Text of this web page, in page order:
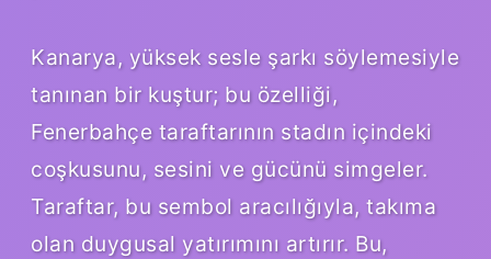
Kanarya, yüksek sesle şarkı söylemesiyle
tanınan bir kuştur; bu özelliği,
Fenerbahçe taraftarının stadın içindeki
coşkusunu, sesini ve gücünü simgeler.
Taraftar, bu sembol aracılığıyla, takıma
olan duygusal yatırımını artırır. Bu,